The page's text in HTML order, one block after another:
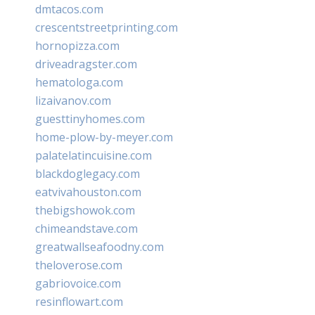
dmtacos.com
crescentstreetprinting.com
hornopizza.com
driveadragster.com
hematologa.com
lizaivanov.com
guesttinyhomes.com
home-plow-by-meyer.com
palatelatincuisine.com
blackdoglegacy.com
eatvivahouston.com
thebigshowok.com
chimeandstave.com
greatwallseafoodny.com
theloverose.com
gabriovoice.com
resinflowart.com